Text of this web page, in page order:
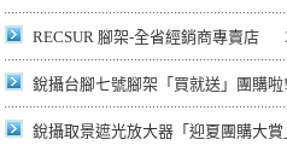
RECSUR 腳架-全省經銷商專賣店
銳攝台腳七號腳架「買就送」團購
銳攝取景遮光放大器「迎夏團購大